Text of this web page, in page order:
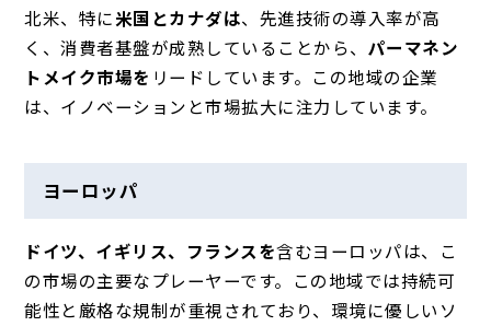
北米、特に米国とカナダは、先進技術の導入率が高
く、消費者基盤が成熟していることから、 パーマネン
トメイク市場を リードしています。この地域の企業
は、イノベーションと市場拡大に注力しています。
ヨーロッパ
ドイツ、イギリス、フランスを含むヨーロッパは、こ
の市場の主要なプレーヤーです。この地域では持続可
能性と厳格な規制が重視されており、環境に優しいソ